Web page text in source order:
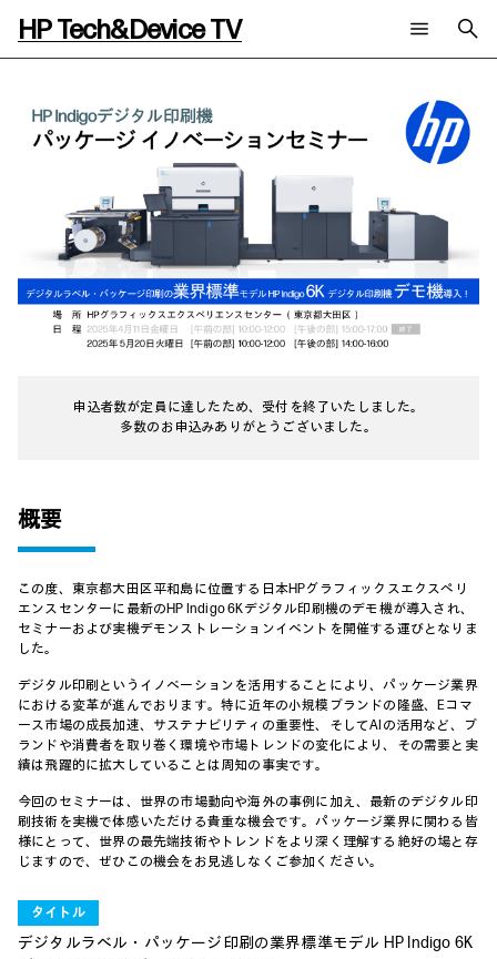
HP Tech&Device TV
全てのコンテンツ
AIの進化と活用事例
製品トレンド & レビュー
サイバーセキュリティ
教育とテクノロジー
自治体・公共
ハイブリッドワーク
事例
イベントレポート
AI PC
AIワークステーション
Poly
WXP（DEXツール）
イベント・コラム
イベント・セミナー情報
ご相談
メールニュース会員登録
日本HP 公式Webサイト
HP Tech&Device TV 内のコンテンツを検索します。
申込者数が定員に達したため、受付を終了いたしました。
多数のお申込みありがとうございました。
概要
この度、東京都大田区平和島に位置する日本HPグラフィックスエクスペリ
エンスセンターに最新のHP Indigo 6Kデジタル印刷機のデモ機が導入され、
セミナーおよび実機デモンストレーションイベントを開催する運びとなりま
した。
デジタル印刷というイノベーションを活用することにより、パッケージ業界
における変革が進んでおります。特に近年の小規模ブランドの隆盛、Eコマ
ース市場の成長加速、サステナビリティの重要性、そしてAIの活用など、ブ
ランドや消費者を取り巻く環境や市場トレンドの変化により、その需要と実
績は飛躍的に拡大していることは周知の事実です。
今回のセミナーは、世界の市場動向や海外の事例に加え、最新のデジタル印
刷技術を実機で体感いただける貴重な機会です。パッケージ業界に関わる皆
様にとって、世界の最先端技術やトレンドをより深く理解する絶好の場と存
じますので、ぜひこの機会をお見逃しなくご参加ください。
タイトル
デジタルラベル・パッケージ印刷の業界標準モデル HP Indigo 6K